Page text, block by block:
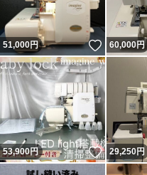
51,000円 いいね！
60,000円
53,900円 いいね！
29,250円